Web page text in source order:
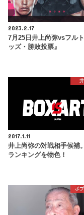
2023.2.17
7月25日井上尚弥vsフル
ッズ・勝敗投票』
2017.1.11
井上尚弥の対戦相手候補
ランキングを物色！
ボ